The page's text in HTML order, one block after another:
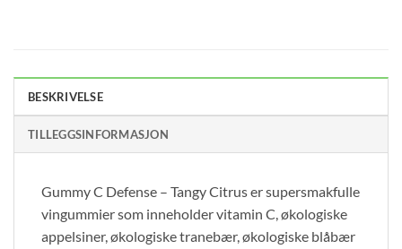
BESKRIVELSE
TILLEGGSINFORMASJON
Gummy C Defense – Tangy Citrus er supersmakfulle
vingummier som inneholder vitamin C, økologiske
appelsiner, økologiske tranebær, økologiske blåbær